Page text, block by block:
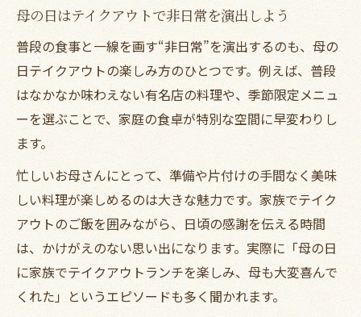
母の日はテイクアウトで非日常を演出しよう
普段の食事と一線を画す“非日常”を演出するのも、母の
日テイクアウトの楽しみ方のひとつです。例えば、普段
はなかなか味わえない有名店の料理や、季節限定メニュ
ーを選ぶことで、家庭の食卓が特別な空間に早変わりし
ます。
忙しいお母さんにとって、準備や片付けの手間なく美味
しい料理が楽しめるのは大きな魅力です。家族でテイク
アウトのご飯を囲みながら、日頃の感謝を伝える時間
は、かけがえのない思い出になります。実際に「母の日
に家族でテイクアウトランチを楽しみ、母も大変喜んで
くれた」というエピソードも多く聞かれます。